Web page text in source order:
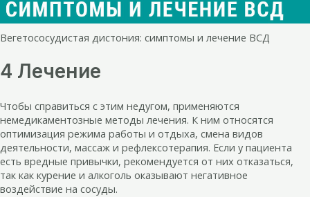
Вегетососудистая дистония: симптомы и лечение ВСД
4 Лечение
Чтобы справиться с этим недугом, применяются
немедикаментозные методы лечения. К ним относятся
оптимизация режима работы и отдыха, смена видов
деятельности, массаж и рефлексотерапия. Если у пациента
есть вредные привычки, рекомендуется от них отказаться,
так как курение и алкоголь оказывают негативное
воздействие на сосуды.